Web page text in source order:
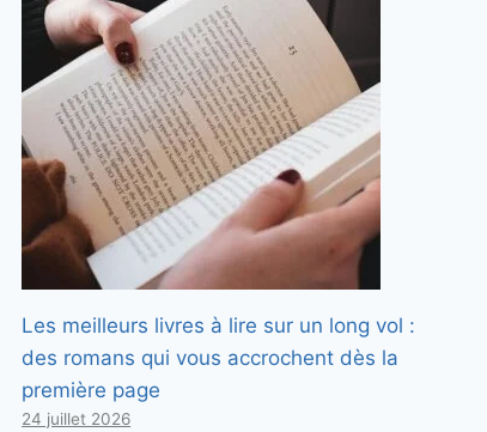
Les meilleurs livres à lire sur un long vol :
des romans qui vous accrochent dès la
première page
24 juillet 2026